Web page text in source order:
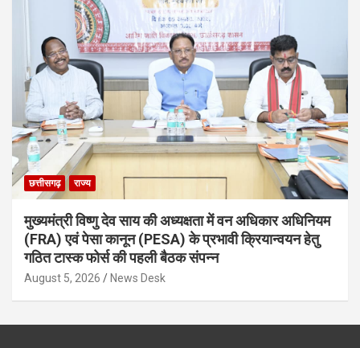
छत्तीसगढ़ राज्य
मुख्यमंत्री विष्णु देव साय की अध्यक्षता में वन अधिकार अधिनियम
(FRA) एवं पेसा कानून (PESA) के प्रभावी क्रियान्वयन हेतु
गठित टास्क फोर्स की पहली बैठक संपन्न
August 5, 2026 News Desk